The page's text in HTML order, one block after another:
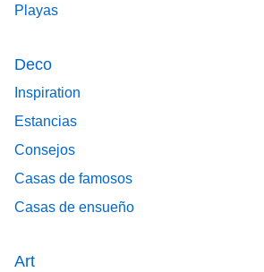
Playas
Deco
Inspiration
Estancias
Consejos
Casas de famosos
Casas de ensueño
Art